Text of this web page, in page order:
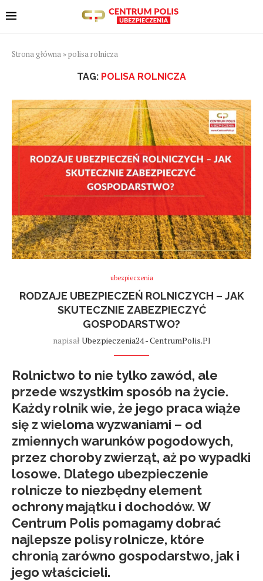
Strona główna »polisa rolnicza
TAG: POLISA ROLNICZA
ubezpieczenia
RODZAJE UBEZPIECZEŃ ROLNICZYCH – JAK
SKUTECZNIE ZABEZPIECZYĆ
GOSPODARSTWO?
napisał Ubezpieczenia24 - CentrumPolis.pl
Rolnictwo to nie tylko zawód, ale
przede wszystkim sposób na życie.
Każdy rolnik wie, że jego praca wiąże
się z wieloma wyzwaniami – od
zmiennych warunków pogodowych,
przez choroby zwierząt, aż po wypadki
losowe. Dlatego ubezpieczenie
rolnicze to niezbędny element
ochrony majątku i dochodów. W
Centrum Polis pomagamy dobrać
najlepsze polisy rolnicze, które
chronią zarówno gospodarstwo, jak i
jego właścicieli.